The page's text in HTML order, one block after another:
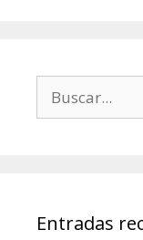
Entradas